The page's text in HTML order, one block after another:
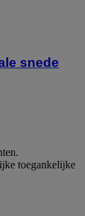
snede
toegankelijke